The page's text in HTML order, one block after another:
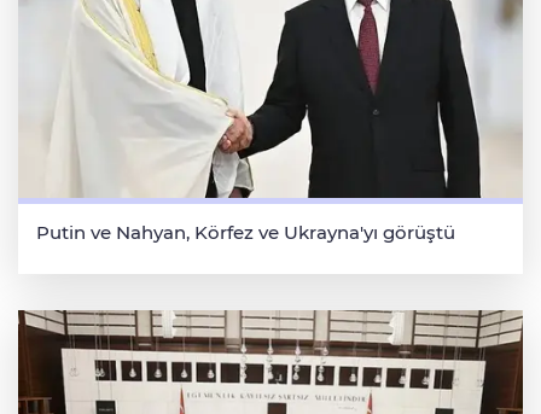
Putin ve Nahyan, Körfez ve Ukrayna'yı görüştü